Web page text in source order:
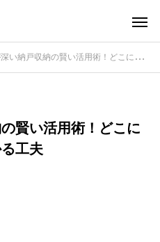
戸収納の賢い活用術！どこに何があるか一目で分かる工夫
賢い活用術！どこに
工夫